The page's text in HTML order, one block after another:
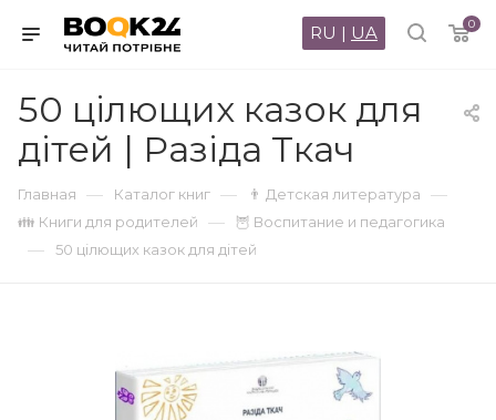
0
RU | UA
50 цілющих казок для
дітей | Разіда Ткач
Главная — Каталог книг — 👨 Детская литература —
👪 Книги для родителей — 🦉 Воспитание и педагогика
— 50 цілющих казок для дітей